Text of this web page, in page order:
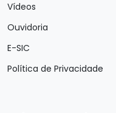
Vídeos
Ouvidoria
E-SIC
Política de Privacidade